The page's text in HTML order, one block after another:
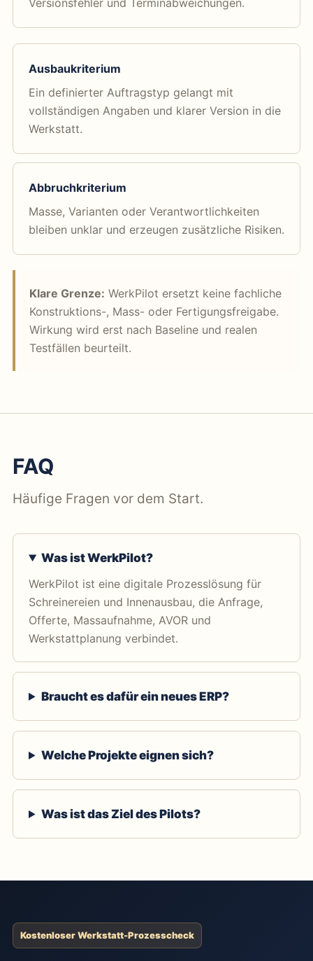
Versionsfehler und Terminabweichungen.
Ausbaukriterium
Ein definierter Auftragstyp gelangt mit
vollständigen Angaben und klarer Version in die
Werkstatt.
Abbruchkriterium
Masse, Varianten oder Verantwortlichkeiten
bleiben unklar und erzeugen zusätzliche Risiken.
Klare Grenze: WerkPilot ersetzt keine fachliche
Konstruktions-, Mass- oder Fertigungsfreigabe.
Wirkung wird erst nach Baseline und realen
Testfällen beurteilt.
FAQ
Häufige Fragen vor dem Start.
Was ist WerkPilot?
WerkPilot ist eine digitale Prozesslösung für
Schreinereien und Innenausbau, die Anfrage,
Offerte, Massaufnahme, AVOR und
Werkstattplanung verbindet.
Braucht es dafür ein neues ERP?
Welche Projekte eignen sich?
Was ist das Ziel des Pilots?
Kostenloser Werkstatt-Prozesscheck